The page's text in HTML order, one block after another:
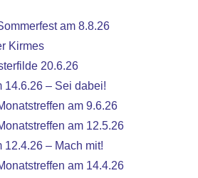
am 8.8.26
Kirmes
20.6.26
14.6.26 – Sei dabei!
am 9.6.26
am 12.5.26
12.4.26 – Mach mit!
am 14.4.26